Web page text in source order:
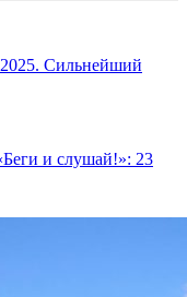
Сильнейший
и слушай!»: 23